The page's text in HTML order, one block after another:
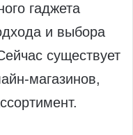
гаджета
и выбора
существует
магазинов,